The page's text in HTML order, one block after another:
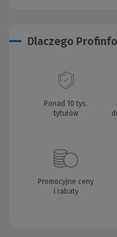
Dlaczego
Ponad 10 tys.
tytułów
Promocyjne ceny
i rabaty